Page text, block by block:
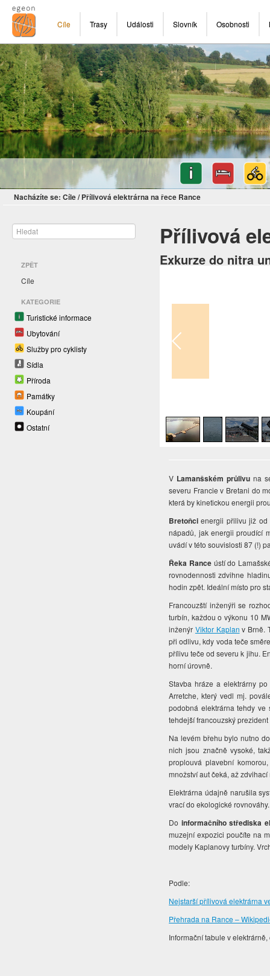
Cíle Trasy Události Slovník Osobnosti
Nacházíte se: Cíle/ Přílivová elektrárna na řece Rance
ZPĚT
Cíle
KATEGORIE
Turistické informace
Ubytování
Služby pro cyklisty
Sídla
Příroda
Památky
Koupání
Ostatní
Přílivová
Exkurze do nitra
V Lamanšském průlivuna
severu Francie v Bretani do
která by kinetickou energii
Bretoňci energii přilivu již od
nápadů, jak energii proudící
uvádí v této souvislosti 87 (!)
Řeka Ranceústí do
rovnodennosti zdvihne
hodin zpět. Ideální místo pro
Francouzští inženýři se
turbín, každou o výkonu 10
inženýr Viktor Kaplan v Brně.
při odlivu, kdy voda teče
přílivu teče od severu k jihu.
horní úrovně.
Stavba hráze a elektrárny
Arretche, který vedl mj.
podobná elektrárna tehdy
tehdejší francouzský
Na levém břehu bylo nutno
nich jsou značně vysoké,
proplouvá plavební
množství aut čeká, až
Elektrárna údajně narušila
vrací do ekologické
Do informačního střediska
muzejní expozici poučíte na
modely Kaplanovy turbíny.
Podle:
Nejstarší přílivová elektrárna
Přehrada na Rance –
Informační tabule v